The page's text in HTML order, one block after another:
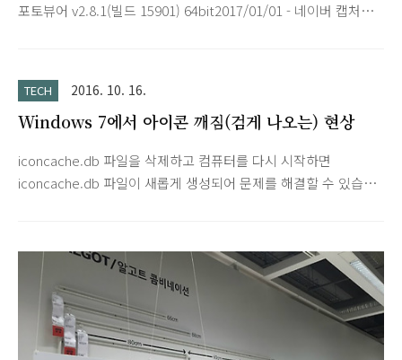
포토뷰어 v2.8.1(빌드 15901) 64bit2017/01/01 - 네이버 캡처
TECH 2016. 10. 16.
Windows 7에서 아이콘 깨짐(검게 나오는) 현상
iconcache.db 파일을 삭제하고 컴퓨터를 다시 시작하면
iconcache.db 파일이 새롭게 생성되어 문제를 해결할 수 있습니
%userprofile%\appdata\local\iconcache.db -s -r -h del /q
%userprofile%\appdata\local\iconcache.db start
explorer.exe exit https://support.microsoft.com/ko-
kr/kb/2417044